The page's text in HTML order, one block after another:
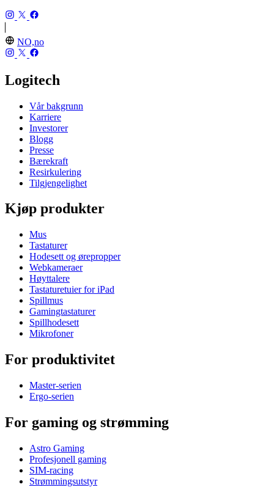
NO,no
Logitech
Vår bakgrunn
Karriere
Investorer
Blogg
Presse
Bærekraft
Resirkulering
Tilgjengelighet
Kjøp produkter
Mus
Tastaturer
Hodesett og ørepropper
Webkameraer
Høyttalere
Tastaturetuier for iPad
Spillmus
Gamingtastaturer
Spillhodesett
Mikrofoner
For produktivitet
Master-serien
Ergo-serien
For gaming og strømming
Astro Gaming
Profesjonell gaming
SIM-racing
Strømmingsutstyr